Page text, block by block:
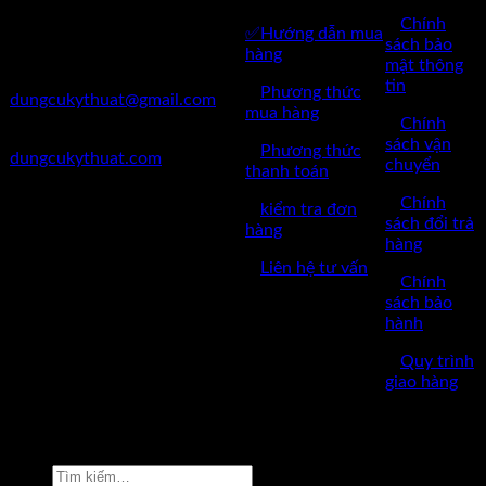
dungcukythuat@gmail.com
dungcukythuat.com
✅Hướng dẫn mua
hàng
Phương thức
mua hàng
Phương thức
thanh toán
kiểm tra đơn
hàng
Liên hệ tư vấn
Chính
sách bảo
mật thông
tin
Chính
sách vận
chuyển
Chính
sách đổi trả
hàng
Chính
sách bảo
hành
Quy trình
giao hàng
Tìm